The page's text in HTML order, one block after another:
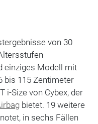
von 30
einziges Modell mit
bis 115 Zentimeter
i-Size von Cybex, der
bietet. 19 weitere
in sechs Fällen